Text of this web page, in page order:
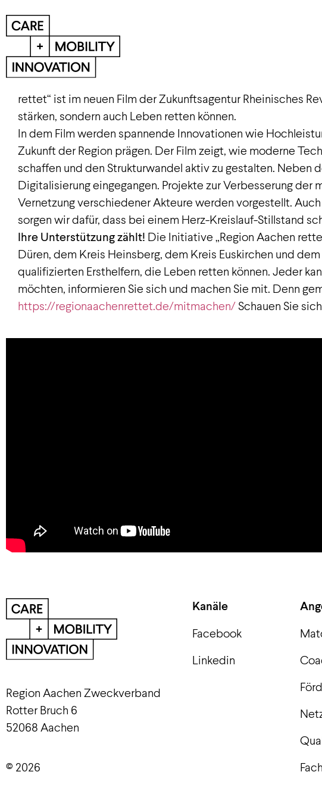
Die digitale Transformation des Rheinischen Reviers
rettet“ ist im neuen Film der Zukunftsagentur Rheinisches
stärken, sondern auch Leben retten können.
In dem Film werden spannende Innovationen wie
Zukunft der Region prägen. Der Film zeigt, wie moderne
schaffen und den Strukturwandel aktiv zu gestalten.
Digitalisierung eingegangen. Projekte zur Verbesserung
Vernetzung verschiedener Akteure werden vorgestellt.
sorgen wir dafür, dass bei einem Herz-Kreislauf-Stillstand
Ihre Unterstützung zählt! Die Initiative „Region Aachen
Düren, dem Kreis Heinsberg, dem Kreis Euskirchen und
qualifizierten Ersthelfern, die Leben retten können. Jeder
möchten, informieren Sie sich und machen Sie mit. Denn
https://regionaachenrettet.de/mitmachen/ Schauen Sie
Region Aachen Zweckverband
Rotter Bruch 6
52068 Aachen
© 2026
Kanäle
Facebook
Linkedin